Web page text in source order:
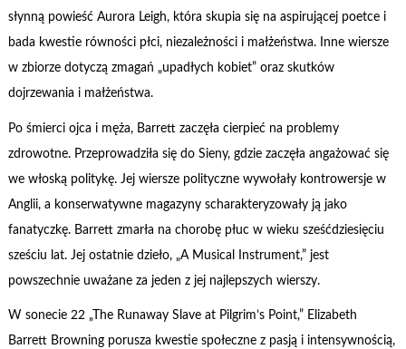
słynną powieść Aurora Leigh, która skupia się na aspirującej poetce i
bada kwestie równości płci, niezależności i małżeństwa. Inne wiersze
w zbiorze dotyczą zmagań „upadłych kobiet” oraz skutków
dojrzewania i małżeństwa.
Po śmierci ojca i męża, Barrett zaczęła cierpieć na problemy
zdrowotne. Przeprowadziła się do Sieny, gdzie zaczęła angażować się
we włoską politykę. Jej wiersze polityczne wywołały kontrowersje w
Anglii, a konserwatywne magazyny scharakteryzowały ją jako
fanatyczkę. Barrett zmarła na chorobę płuc w wieku sześćdziesięciu
sześciu lat. Jej ostatnie dzieło, „A Musical Instrument,” jest
powszechnie uważane za jeden z jej najlepszych wierszy.
W sonecie 22 „The Runaway Slave at Pilgrim’s Point,” Elizabeth
Barrett Browning porusza kwestie społeczne z pasją i intensywnością,